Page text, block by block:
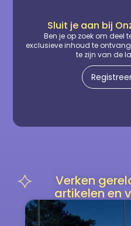
Sluit je aan bij
Ben je op zoek om deel
exclusieve inhoud te
te zijn van de
Verken
artikelen en